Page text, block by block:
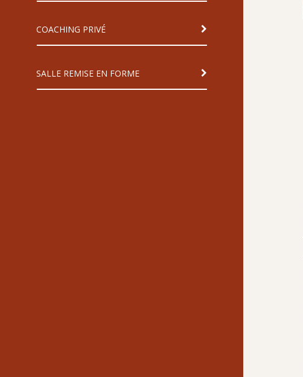
COACHING PRIVÉ
SALLE REMISE EN FORME